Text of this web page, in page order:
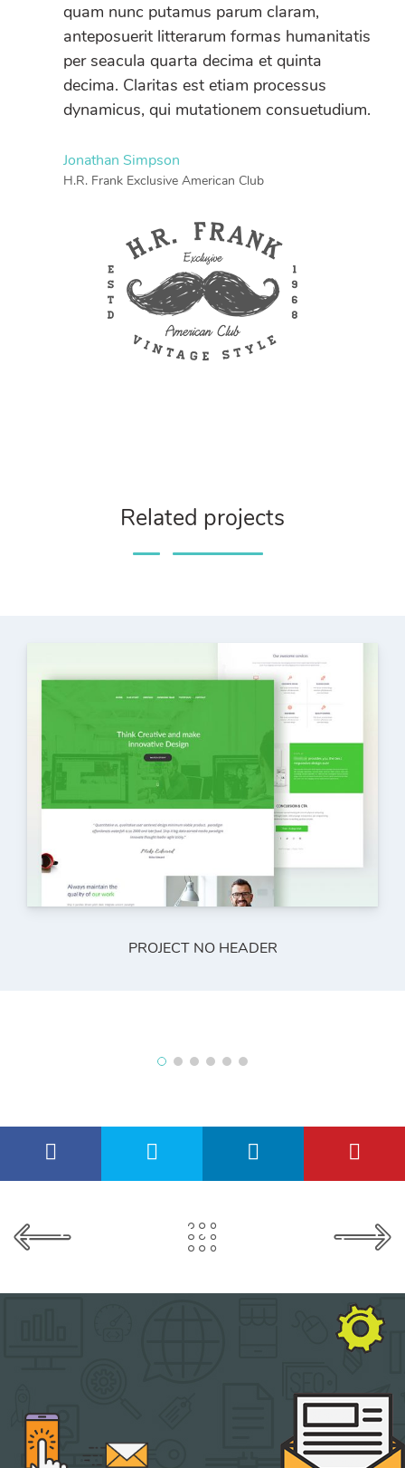
quam nunc putamus parum claram,
anteposuerit litterarum formas humanitatis
per seacula quarta decima et quinta
decima. Claritas est etiam processus
dynamicus, qui mutationem consuetudium.
Jonathan Simpson
H.R. Frank Exclusive American Club
Related projects
PROJECT NO HEADER